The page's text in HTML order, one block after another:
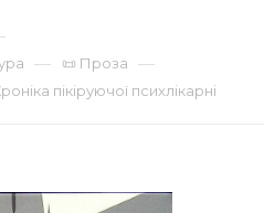
— 📜 Проза —
пікіруючої психлікарні